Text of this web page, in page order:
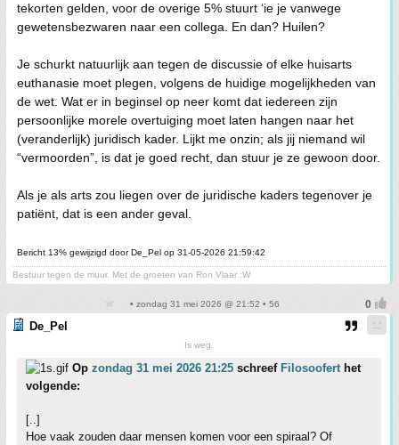
tekorten gelden, voor de overige 5% stuurt ‘ie je vanwege
gewetensbezwaren naar een collega. En dan? Huilen?
Je schurkt natuurlijk aan tegen de discussie of elke huisarts
euthanasie moet plegen, volgens de huidige mogelijkheden van
de wet. Wat er in beginsel op neer komt dat iedereen zijn
persoonlijke morele overtuiging moet laten hangen naar het
(veranderlijk) juridisch kader. Lijkt me onzin; als jij niemand wil
“vermoorden”, is dat je goed recht, dan stuur je ze gewoon door.
Als je als arts zou liegen over de juridische kaders tegenover je
patiënt, dat is een ander geval.
Bericht 13% gewijzigd door De_Pel op 31-05-2026 21:59:42
Bestuur tegen de muur. Met de groeten van Ron Vlaar :W
• zondag 31 mei 2026 @ 21:52 • 56
De_Pel
Is weg.
Op zondag 31 mei 2026 21:25 schreef Filosooferthet
volgende:
[..]
Hoe vaak zouden daar mensen komen voor een spiraal? Of